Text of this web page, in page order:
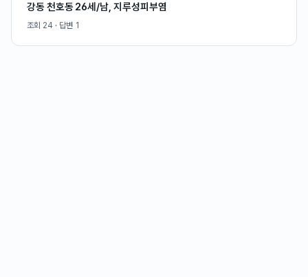
강동 천호동 26세/남, 지루성피부염
조회 24 · 답변 1